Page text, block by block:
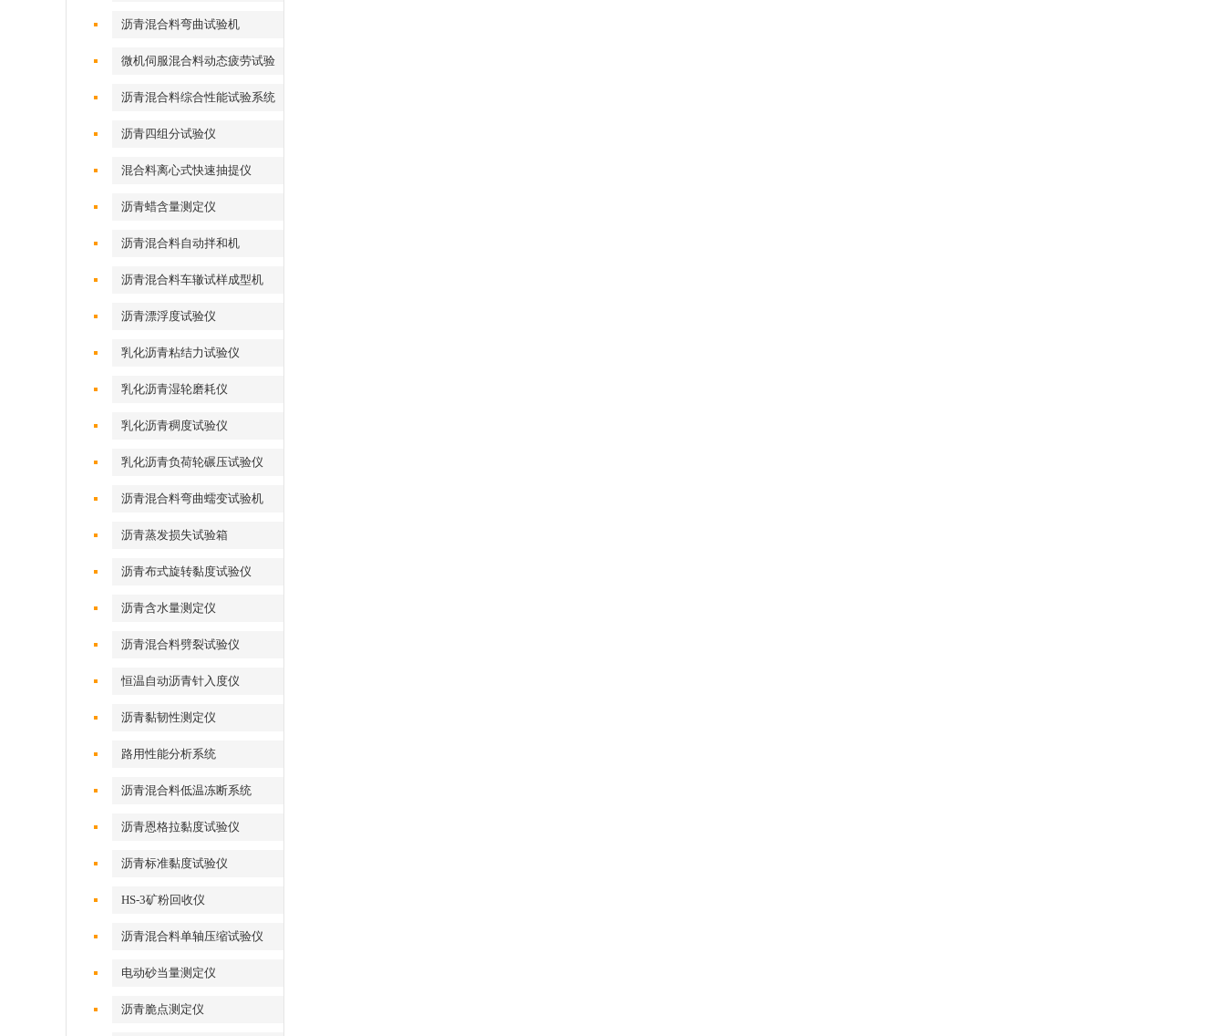
沥青混合料弯曲试验机
微机伺服混合料动态疲劳试验
机
沥青混合料综合性能试验系统
沥青四组分试验仪
混合料离心式快速抽提仪
沥青蜡含量测定仪
沥青混合料自动拌和机
沥青混合料车辙试样成型机
（气动标准）
沥青漂浮度试验仪
乳化沥青粘结力试验仪
乳化沥青湿轮磨耗仪
乳化沥青稠度试验仪
乳化沥青负荷轮碾压试验仪
沥青混合料弯曲蠕变试验机
沥青蒸发损失试验箱
沥青布式旋转黏度试验仪
沥青含水量测定仪
沥青混合料劈裂试验仪
恒温自动沥青针入度仪
沥青黏韧性测定仪
路用性能分析系统
沥青混合料低温冻断系统
沥青恩格拉黏度试验仪
沥青标准黏度试验仪
HS-3矿粉回收仪
沥青混合料单轴压缩试验仪
电动砂当量测定仪
沥青脆点测定仪